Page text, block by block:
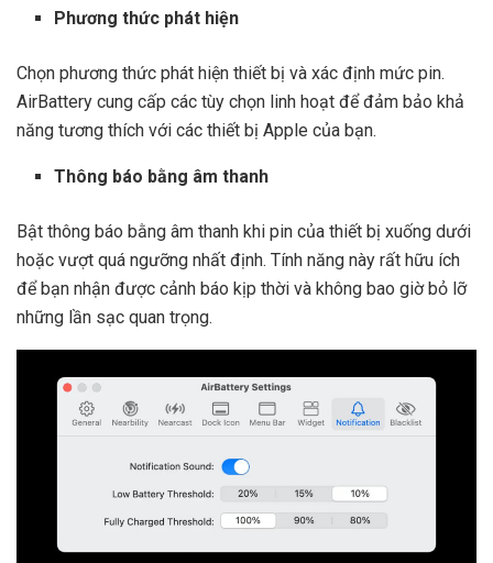
Phương thức phát hiện
Chọn phương thức phát hiện thiết bị và xác định mức pin.
AirBattery cung cấp các tùy chọn linh hoạt để đảm bảo khả
năng tương thích với các thiết bị Apple của bạn.
Thông báo bằng âm thanh
Bật thông báo bằng âm thanh khi pin của thiết bị xuống dưới
hoặc vượt quá ngưỡng nhất định. Tính năng này rất hữu ích
để bạn nhận được cảnh báo kịp thời và không bao giờ bỏ lỡ
những lần sạc quan trọng.